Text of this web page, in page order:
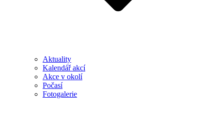
Aktuality
Kalendář akcí
Akce v okolí
Počasí
Fotogalerie